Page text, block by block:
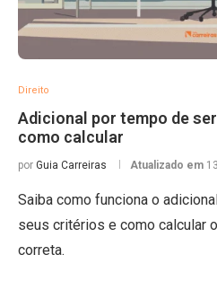
Direito
Adicional por tempo de
como calcular
por Guia Carreiras Atualizado em
Saiba como funciona o
seus critérios e como calcular
correta.